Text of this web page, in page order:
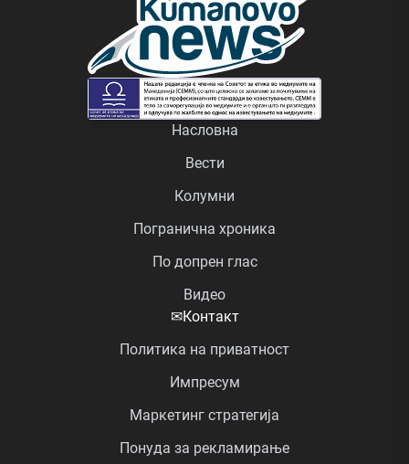
Насловна
Вести
Колумни
Погранична хроника
По допрен глас
Видео
✉Контакт
Политика на приватност
Импресум
Маркетинг стратегија
Понуда за рекламирање